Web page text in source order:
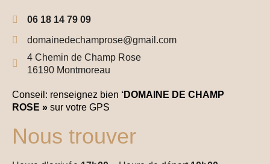
06 18 14 79 09
domainedechamprose@gmail.com
4 Chemin de Champ Rose
16190 Montmoreau
Conseil: renseignez bien ‘DOMAINE DE CHAMP
ROSE » sur votre GPS
Nous trouver